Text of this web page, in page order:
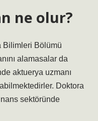
ne olur?
Bilimleri Bölümü
alamasalar da
aktuerya uzmanı
Doktora
sektöründe